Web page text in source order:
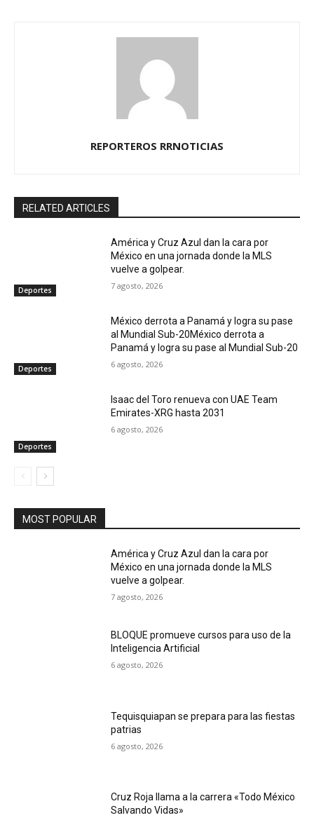
REPORTEROS RRNOTICIAS
RELATED ARTICLES
Deportes
América y Cruz Azul dan la cara por
México en una jornada donde la MLS
vuelve a golpear.
7 agosto, 2026
Deportes
México derrota a Panamá y logra su pase
al Mundial Sub-20México derrota a
Panamá y logra su pase al Mundial Sub-20
6 agosto, 2026
Deportes
Isaac del Toro renueva con UAE Team
Emirates-XRG hasta 2031
6 agosto, 2026
MOST POPULAR
América y Cruz Azul dan la cara por
México en una jornada donde la MLS
vuelve a golpear.
7 agosto, 2026
BLOQUE promueve cursos para uso de la
Inteligencia Artificial
6 agosto, 2026
Tequisquiapan se prepara para las fiestas
patrias
6 agosto, 2026
Cruz Roja llama a la carrera «Todo México
Salvando Vidas»